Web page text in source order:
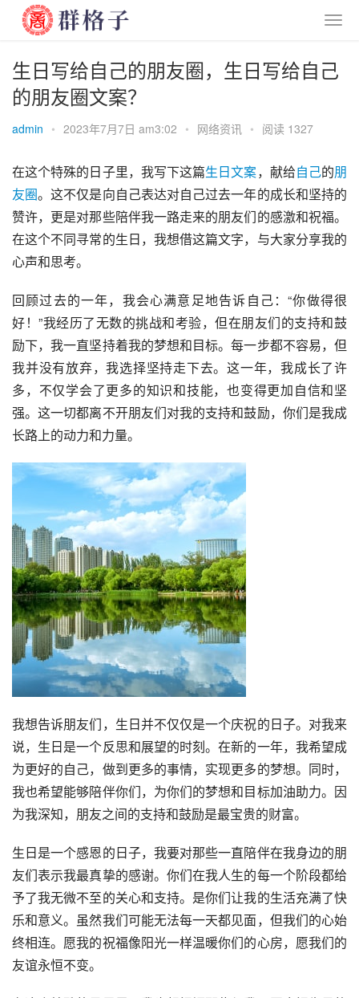
生日写给自己的朋友圈，生日写给自己
的朋友圈文案？
admin • 2023年7月7日 am3:02 • 网络资讯 • 阅读 1327
在这个特殊的日子里，我写下这篇生日文案，献给自己的朋
友圈。这不仅是向自己表达对自己过去一年的成长和坚持的
赞许，更是对那些陪伴我一路走来的朋友们的感激和祝福。
在这个不同寻常的生日，我想借这篇文字，与大家分享我的
心声和思考。
回顾过去的一年，我会心满意足地告诉自己：“你做得很
好！”我经历了无数的挑战和考验，但在朋友们的支持和鼓
励下，我一直坚持着我的梦想和目标。每一步都不容易，但
我并没有放弃，我选择坚持走下去。这一年，我成长了许
多，不仅学会了更多的知识和技能，也变得更加自信和坚
强。这一切都离不开朋友们对我的支持和鼓励，你们是我成
长路上的动力和力量。
我想告诉朋友们，生日并不仅仅是一个庆祝的日子。对我来
说，生日是一个反思和展望的时刻。在新的一年，我希望成
为更好的自己，做到更多的事情，实现更多的梦想。同时，
我也希望能够陪伴你们，为你们的梦想和目标加油助力。因
为我深知，朋友之间的支持和鼓励是最宝贵的财富。
生日是一个感恩的日子，我要对那些一直陪伴在我身边的朋
友们表示我最真挚的感谢。你们在我人生的每一个阶段都给
予了我无微不至的关心和支持。是你们让我的生活充满了快
乐和意义。虽然我们可能无法每一天都见面，但我们的心始
终相连。愿我的祝福像阳光一样温暖你们的心房，愿我们的
友谊永恒不变。